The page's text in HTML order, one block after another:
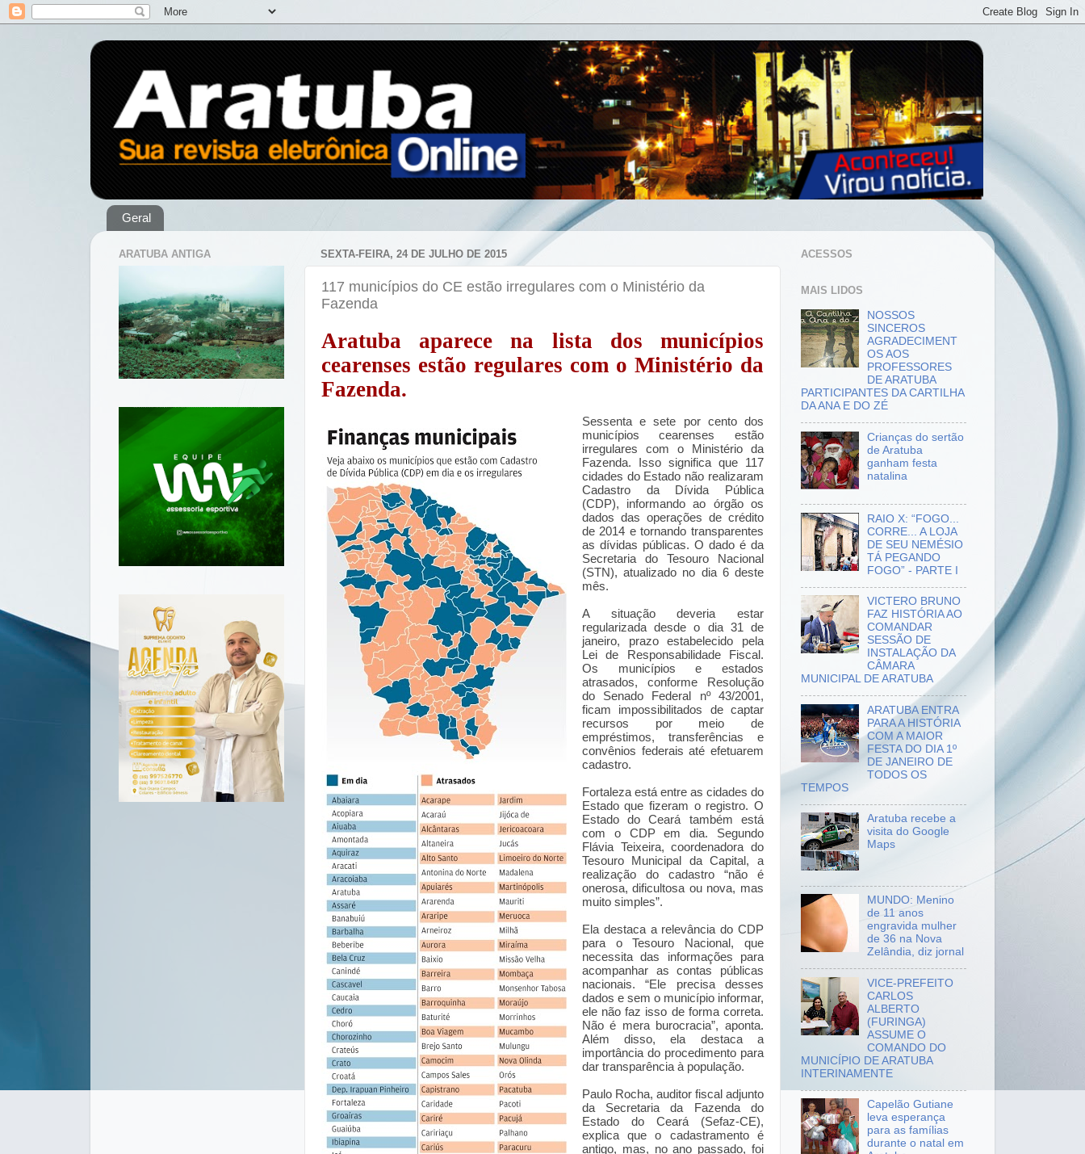
Geral
SEXTA-FEIRA, 24 DE JULHO DE 2015
117 municípios do CE estão irregulares com o Ministério da
Fazenda
Aratuba aparece na lista dos municípios
cearenses estão regulares com o Ministério da
Fazenda.
Sessenta e sete por cento dos
municípios cearenses estão
irregulares com o Ministério da
Fazenda. Isso significa que 117
cidades do Estado não realizaram
Cadastro da Dívida Pública
(CDP), informando ao órgão os
dados das operações de crédito
de 2014 e tornando transparentes
as dívidas públicas. O dado é da
Secretaria do Tesouro Nacional
(STN), atualizado no dia 6 deste
mês.
A situação deveria estar
regularizada desde o dia 31 de
janeiro, prazo estabelecido pela
Lei de Responsabilidade Fiscal.
Os municípios e estados
atrasados, conforme Resolução
do Senado Federal nº 43/2001,
ficam impossibilitados de captar
recursos por meio de
empréstimos, transferências e
convênios federais até efetuarem
cadastro.
Fortaleza está entre as cidades do
Estado que fizeram o registro. O
Estado do Ceará também está
com o CDP em dia. Segundo
Flávia Teixeira, coordenadora do
Tesouro Municipal da Capital, a
realização do cadastro “não é
onerosa, dificultosa ou nova, mas
muito simples”.
Ela destaca a relevância do CDP
para o Tesouro Nacional, que
necessita das informações para
acompanhar as contas públicas
nacionais. “Ele precisa desses
dados e sem o município informar,
ele não faz isso de forma correta.
Não é mera burocracia”, aponta.
Além disso, ela destaca a
importância do procedimento para
dar transparência à população.
Paulo Rocha, auditor fiscal adjunto
da Secretaria da Fazenda do
Estado do Ceará (Sefaz-CE),
explica que o cadastramento é
antigo, mas, no ano passado, foi
ARATUBA ANTIGA ACESSOS
MAIS LIDOS
NOSSOS
SINCEROS
AGRADECIMENT
OS AOS
PROFESSORES
DE ARATUBA
PARTICIPANTES DA CARTILHA
DA ANA E DO ZÉ
Crianças do sertão
de Aratuba
ganham festa
natalina
RAIO X: “FOGO...
CORRE... A LOJA
DE SEU NEMÉSIO
TÁ PEGANDO
FOGO” - PARTE I
VICTERO BRUNO
FAZ HISTÓRIA AO
COMANDAR
SESSÃO DE
INSTALAÇÃO DA
CÂMARA
MUNICIPAL DE ARATUBA
ARATUBA ENTRA
PARA A HISTÓRIA
COM A MAIOR
FESTA DO DIA 1º
DE JANEIRO DE
TODOS OS
TEMPOS
Aratuba recebe a
visita do Google
Maps
MUNDO: Menino
de 11 anos
engravida mulher
de 36 na Nova
Zelândia, diz jornal
VICE-PREFEITO
CARLOS
ALBERTO
(FURINGA)
ASSUME O
COMANDO DO
MUNICÍPIO DE ARATUBA
INTERINAMENTE
Capelão Gutiane
leva esperança
para as famílias
durante o natal em